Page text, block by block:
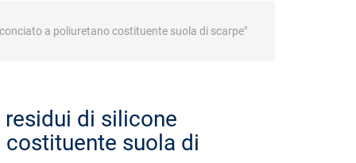
a poliuretano costituente suola di scarpe"
residui di silicone
suola di